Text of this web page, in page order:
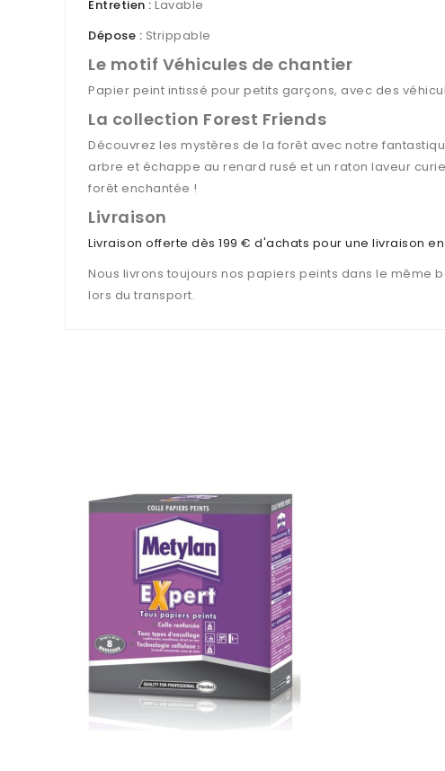
Entretien : Lavable
Dépose : Strippable
Le motif Véhicules de chantier
Papier peint intissé pour petits garçons, avec des
La collection Forest Friends
Découvrez les mystères de la forêt avec notre
arbre et échappe au renard rusé et un raton laveur
forêt enchantée !
Livraison
Livraison offerte dès 199 € d'achats pour une livraison
Nous livrons toujours nos papiers peints dans le même
lors du transport.